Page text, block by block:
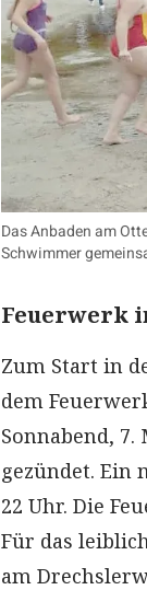
Das Anbaden am
Schwimmer
Feuerwerk
Zum Start in
dem
Sonnabend,
gezündet. Ein
22 Uhr. Die
Für das
am